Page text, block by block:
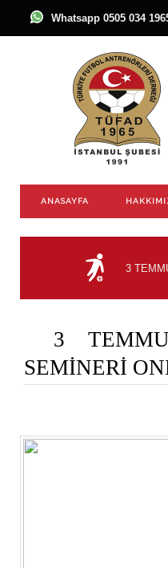
Whatsapp 0505 034
ANASAYFA
3
3
SEMİNERİ